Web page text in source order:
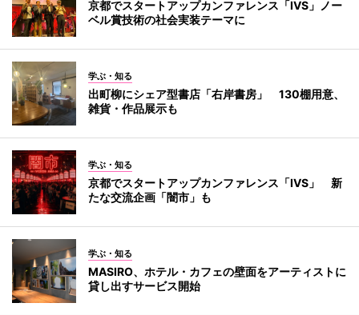
京都でスタートアップカンファレンス「IVS」ノー
ベル賞技術の社会実装テーマに
学ぶ・知る
出町柳にシェア型書店「右岸書房」 130棚用意、
雑貨・作品展示も
学ぶ・知る
京都でスタートアップカンファレンス「IVS」 新
たな交流企画「闇市」も
学ぶ・知る
MASIRO、ホテル・カフェの壁面をアーティストに
貸し出すサービス開始